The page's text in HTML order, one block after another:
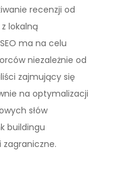
recenzji od
lokalną
ma na celu
niezależnie od
zajmujący się
na optymalizacji
słów
buildingu